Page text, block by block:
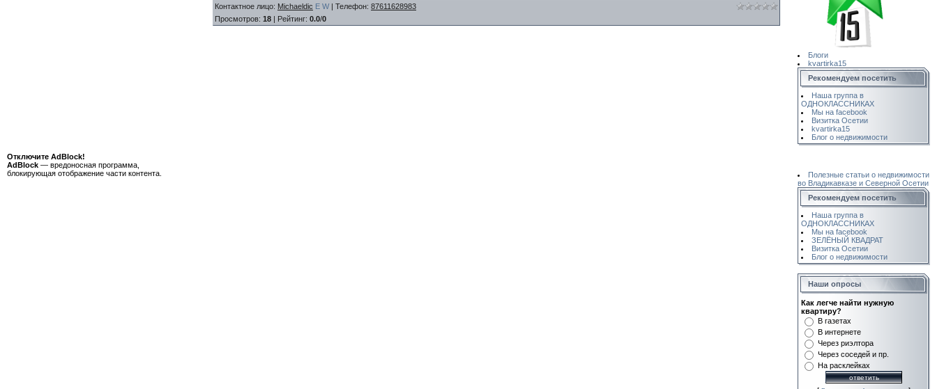
Отключите AdBlock!
AdBlock — вредоносная программа,
блокирующая отображение части контента.
Контактное лицо: Michaeldic E W | Телефон: 87611628983
Просмотров: 18 | Рейтинг: 0.0/0
Блоги
kvartirka15
Рекомендуем посетить
Наша группа в
ОДНОКЛАССНИКАХ
Мы на facebook
Визитка Осетии
kvartirka15
Блог о недвижимости
Полезные статьи о недвижимости
во Владикавказе и Северной Осетии
Рекомендуем посетить
Наша группа в
ОДНОКЛАССНИКАХ
Мы на facebook
ЗЕЛЁНЫЙ КВАДРАТ
Визитка Осетии
Блог о недвижимости
Наши опросы
Как легче найти нужную
квартиру?
В газетах
В интернете
Через риэлтора
Через соседей и пр.
На расклейках